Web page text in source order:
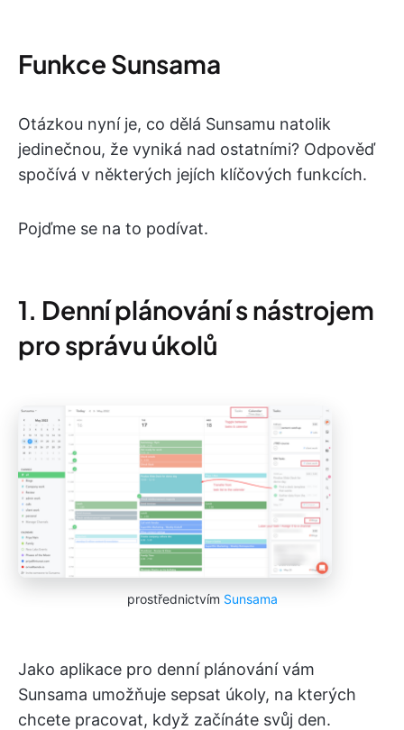
Funkce Sunsama
Otázkou nyní je, co dělá Sunsamu natolik
jedinečnou, že vyniká nad ostatními? Odpověď
spočívá v některých jejích klíčových funkcích.
Pojďme se na to podívat.
1. Denní plánování s nástrojem
pro správu úkolů
prostřednictvím Sunsama
Jako aplikace pro denní plánování vám
Sunsama umožňuje sepsat úkoly, na kterých
chcete pracovat, když začínáte svůj den.